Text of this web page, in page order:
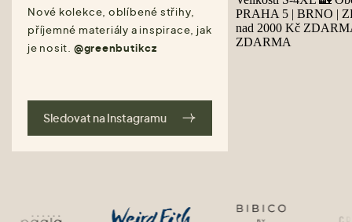
Nové kolekce, oblíbené střihy,
příjemné materiály a inspirace, jak
je nosit. @greenbutikcz
Sledovat na Instagramu